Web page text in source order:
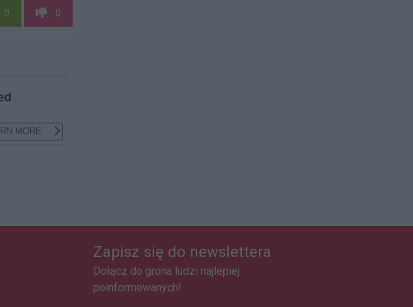
0 0
Zapisz się do newslettera
Dołącz do grona ludzi najlepiej
poinformowanych!